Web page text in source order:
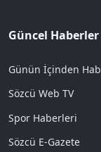
Güncel Haberler
Günün İçinden
Sözcü Web TV
Spor Haberleri
Sözcü E-Gazete